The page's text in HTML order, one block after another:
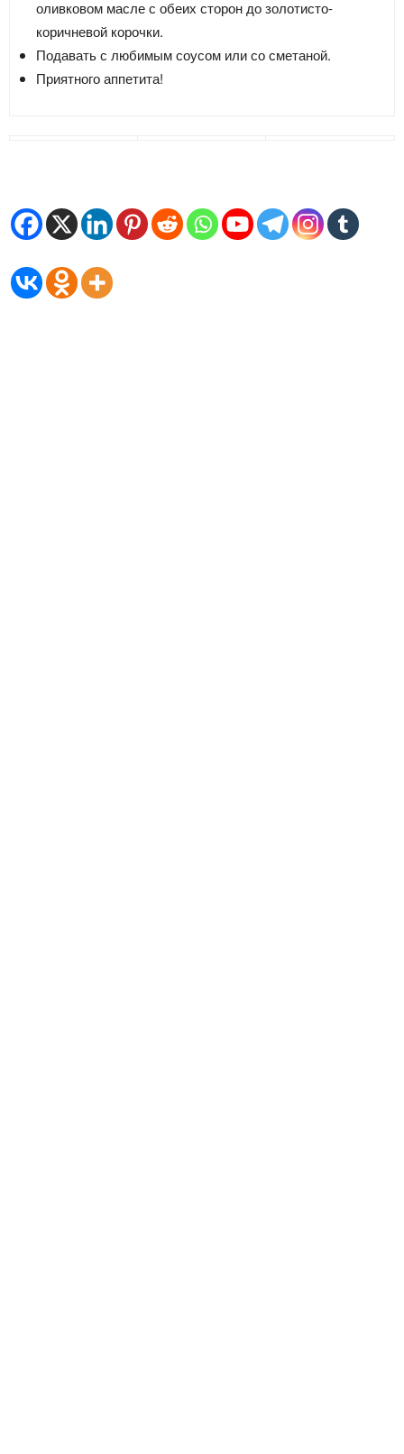
оливковом масле с обеих сторон до золотисто-
коричневой корочки.
Подавать с любимым соусом или со сметаной.
Приятного аппетита!